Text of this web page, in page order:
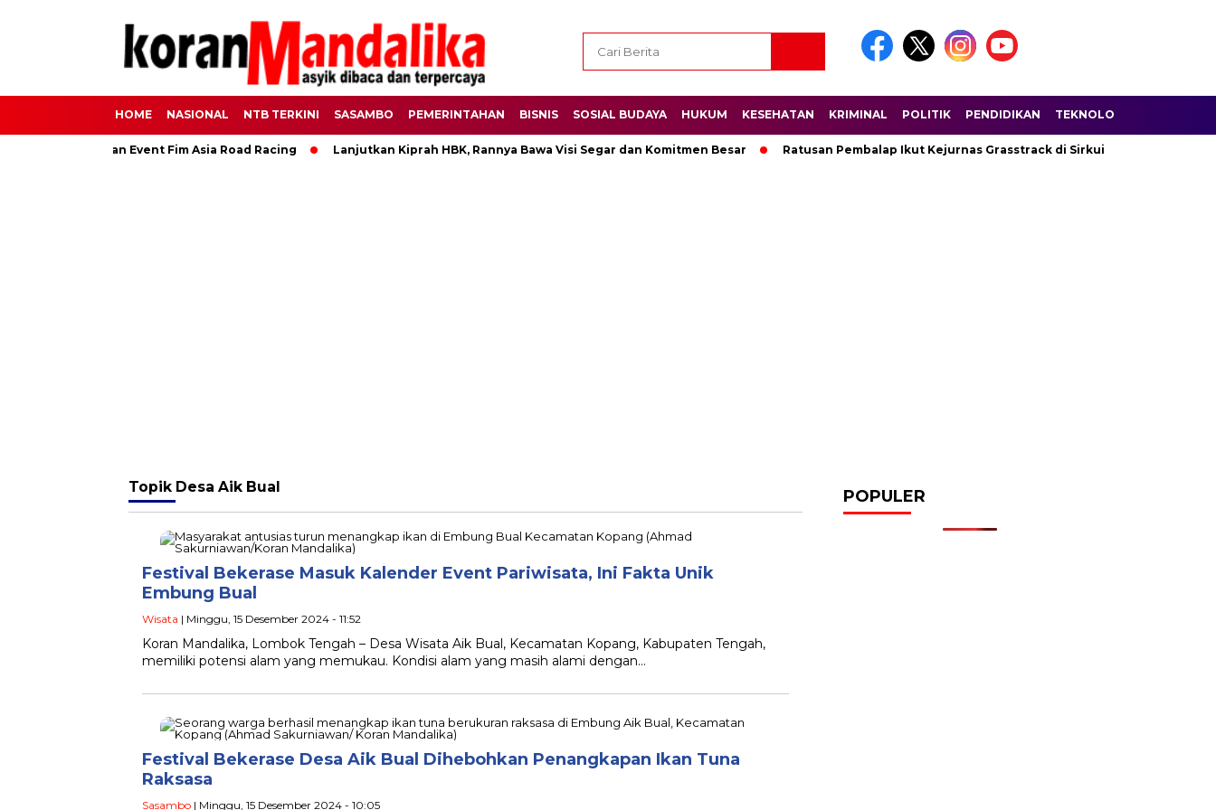
HOME NASIONAL NTB TERKINI SASAMBO PEMERINTAHAN BISNIS SOSIAL BUDAYA HUKUM KESEHATAN KRIMINAL POLITIK PENDIDIKAN TEKNOLOGI
Pengamanan Event Fim Asia Road Racing Lanjutkan Kiprah HBK, Rannya Bawa Visi Segar dan Komitmen Besar Ratusan Pembalap Ikut Kejurnas Grasstrack di Sirkuit Lantan
Topik Desa Aik Bual
Festival Bekerase Masuk Kalender Event Pariwisata, Ini Fakta Unik
Embung Bual
Wisata | Minggu, 15 Desember 2024 - 11:52
Koran Mandalika, Lombok Tengah – Desa Wisata Aik Bual, Kecamatan Kopang, Kabupaten Tengah,
memiliki potensi alam yang memukau. Kondisi alam yang masih alami dengan…
Festival Bekerase Desa Aik Bual Dihebohkan Penangkapan Ikan Tuna
Raksasa
Sasambo | Minggu, 15 Desember 2024 - 10:05
POPULER